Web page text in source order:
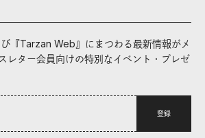
び『Tarzan Web』にまつわる最新情報がメ
レター会員向けの特別なイベント・プレゼ
登録